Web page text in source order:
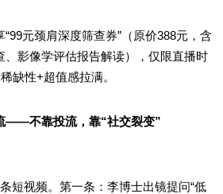
元颈肩深度筛查券”（原价388元，含
、影像学评估报告解读），仅限直播时
缺性+超值感拉满。
——不靠投流，靠“社交裂变”
视频。第一条：李博士出镜提问“低